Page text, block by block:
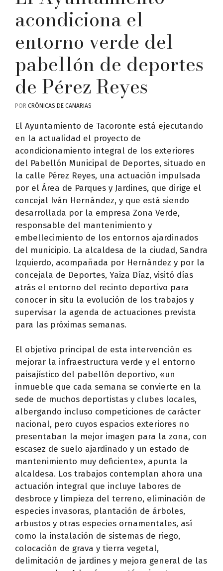
acondiciona el
entorno verde del
pabellón de deportes
de Pérez Reyes
POR CRÓNICAS DE CANARIAS
El Ayuntamiento de Tacoronte está ejecutando
en la actualidad el proyecto de
acondicionamiento integral de los exteriores
del Pabellón Municipal de Deportes, situado en
la calle Pérez Reyes, una actuación impulsada
por el Área de Parques y Jardines, que dirige el
concejal Iván Hernández, y que está siendo
desarrollada por la empresa Zona Verde,
responsable del mantenimiento y
embellecimiento de los entornos ajardinados
del municipio. La alcaldesa de la ciudad, Sandra
Izquierdo, acompañada por Hernández y por la
concejala de Deportes, Yaiza Díaz, visitó días
atrás el entorno del recinto deportivo para
conocer in situ la evolución de los trabajos y
supervisar la agenda de actuaciones prevista
para las próximas semanas.
El objetivo principal de esta intervención es
mejorar la infraestructura verde y el entorno
paisajístico del pabellón deportivo, «un
inmueble que cada semana se convierte en la
sede de muchos deportistas y clubes locales,
albergando incluso competiciones de carácter
nacional, pero cuyos espacios exteriores no
presentaban la mejor imagen para la zona, con
escasez de suelo ajardinado y un estado de
mantenimiento muy deficiente», apunta la
alcaldesa. Los trabajos contemplan ahora una
actuación integral que incluye labores de
desbroce y limpieza del terreno, eliminación de
especies invasoras, plantación de árboles,
arbustos y otras especies ornamentales, así
como la instalación de sistemas de riego,
colocación de grava y tierra vegetal,
delimitación de jardines y mejora general de las